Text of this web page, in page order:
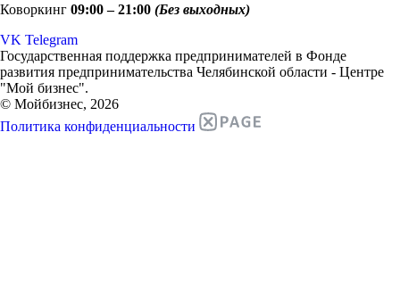
Коворкинг 09:00 – 21:00 (Без выходных)
VK Telegram
Государственная поддержка предпринимателей в Фонде
развития предпринимательства Челябинской области - Центре
"Мой бизнес".
© Мойбизнес, 2026
Политика конфиденциальности